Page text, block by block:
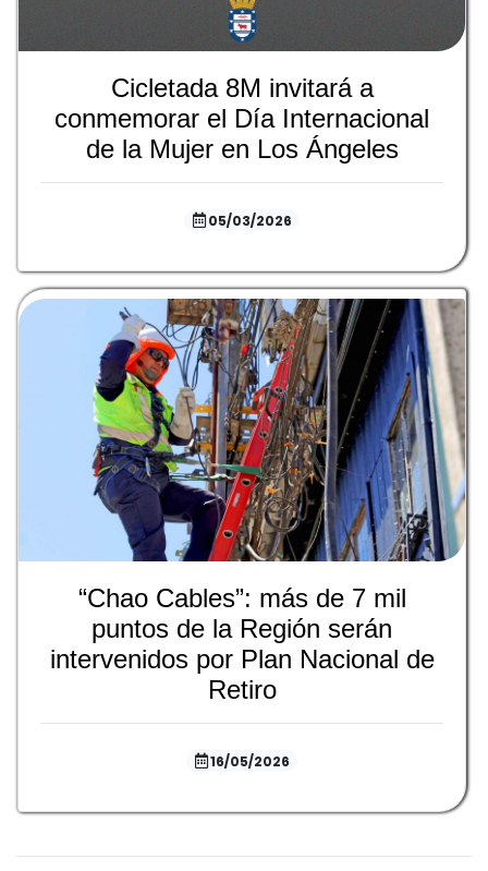
Cicletada 8M invitará a
conmemorar el Día Internacional
de la Mujer en Los Ángeles
05/03/2026
“Chao Cables”: más de 7 mil
puntos de la Región serán
intervenidos por Plan Nacional de
Retiro
16/05/2026